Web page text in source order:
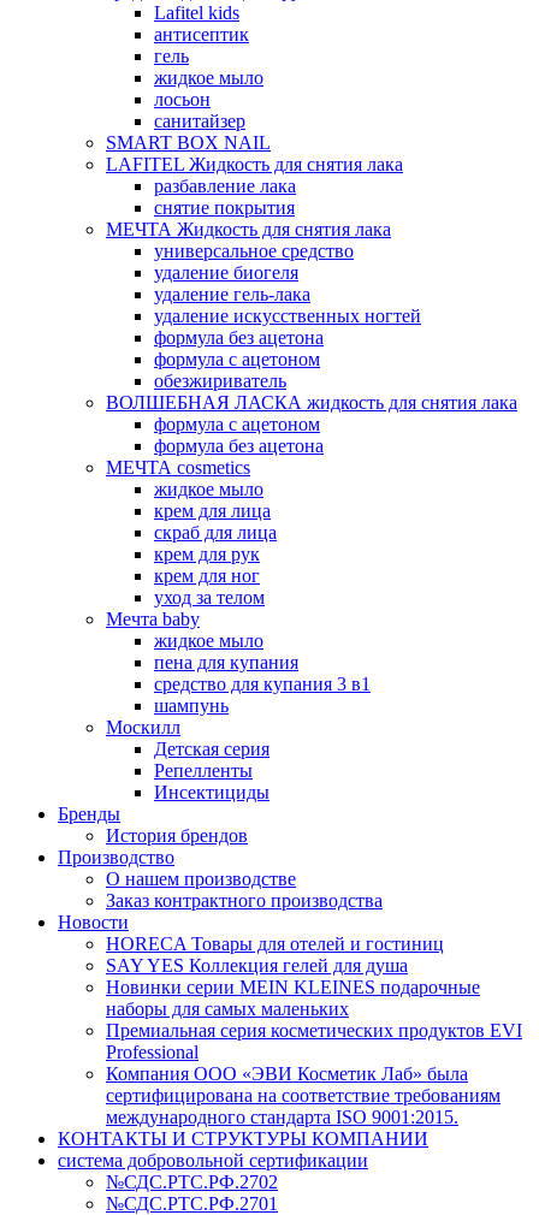
Lafitel kids
антисептик
гель
жидкое мыло
лосьон
санитайзер
SMART BOX NAIL
LAFITEL Жидкость для снятия лака
разбавление лака
снятие покрытия
МЕЧТА Жидкость для снятия лака
универсальное средство
удаление биогеля
удаление гель-лака
удаление искусственных ногтей
формула без ацетона
формула с ацетоном
обезжириватель
ВОЛШЕБНАЯ ЛАСКА жидкость для снятия лака
формула с ацетоном
формула без ацетона
МЕЧТА cosmetics
жидкое мыло
крем для лица
скраб для лица
крем для рук
крем для ног
уход за телом
Мечта baby
жидкое мыло
пена для купания
средство для купания 3 в1
шампунь
Москилл
Детская серия
Репелленты
Инсектициды
Бренды
История брендов
Производство
О нашем производстве
Заказ контрактного производства
Новости
HORECA Товары для отелей и гостиниц
SAY YES Коллекция гелей для душа
Новинки серии MEIN KLEINES подарочные
наборы для самых маленьких
Премиальная серия косметических продуктов EVI
Professional
Компания ООО «ЭВИ Косметик Лаб» была
сертифицирована на соответствие требованиям
международного стандарта ISO 9001:2015.
КОНТАКТЫ И СТРУКТУРЫ КОМПАНИИ
система добровольной сертификации
№СДС.РТС.РФ.2702
№СДС.РТС.РФ.2701